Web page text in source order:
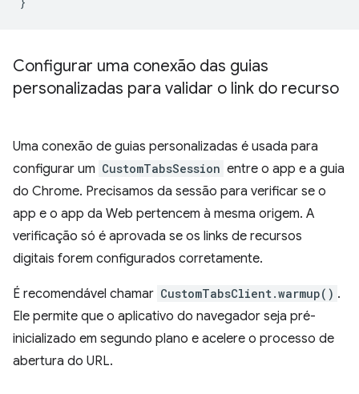
Configurar uma conexão das guias
personalizadas para validar o link do recurso
Uma conexão de guias personalizadas é usada para
configurar um CustomTabsSession entre o app e a guia
do Chrome. Precisamos da sessão para verificar se o
app e o app da Web pertencem à mesma origem. A
verificação só é aprovada se os links de recursos
digitais forem configurados corretamente.
É recomendável chamar CustomTabsClient.warmup() .
Ele permite que o aplicativo do navegador seja pré-
inicializado em segundo plano e acelere o processo de
abertura do URL.